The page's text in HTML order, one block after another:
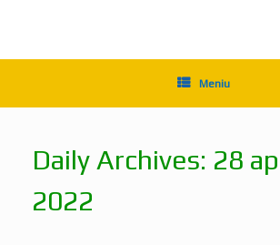
Meniu
Daily Archives: 28
2022